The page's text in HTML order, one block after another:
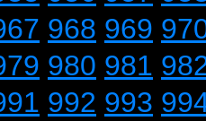
968 969
980 981
992 993